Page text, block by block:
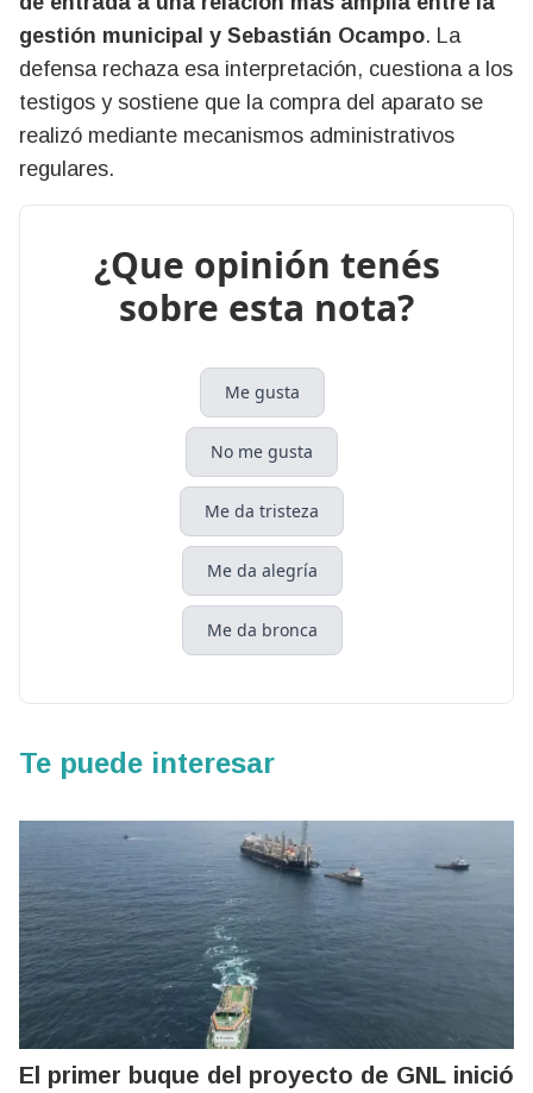
gestión municipal y Sebastián Ocampo. La
defensa rechaza esa interpretación, cuestiona a los
testigos y sostiene que la compra del aparato se
realizó mediante mecanismos administrativos
regulares.
¿Que opinión tenés
sobre esta nota?
Me gusta
No me gusta
Me da tristeza
Me da alegría
Me da bronca
Te puede interesar
El primer buque del proyecto de GNL inició